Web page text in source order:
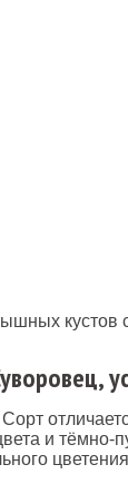
кустов
и тёмно-